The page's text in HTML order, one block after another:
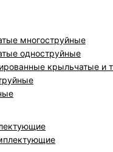
многоструйные
одноструйные
крыльчатые и